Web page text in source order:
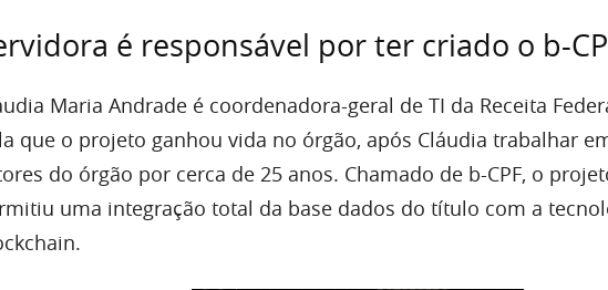
é responsável por ter criado o b-
Maria Andrade é coordenadora-geral de TI da Receita
que o projeto ganhou vida no órgão, após Cláudia trabalhar
do órgão por cerca de 25 anos. Chamado de b-CPF, o
uma integração total da base dados do título com a